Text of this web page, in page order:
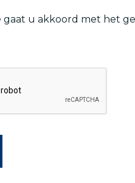
gaat u akkoord met het